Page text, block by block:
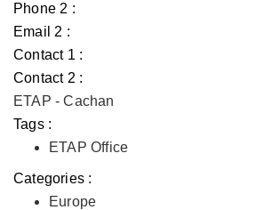
Phone 2 :
Email 2 :
Contact 1 :
Contact 2 :
ETAP - Cachan
Tags :
ETAP Office
Categories :
Europe